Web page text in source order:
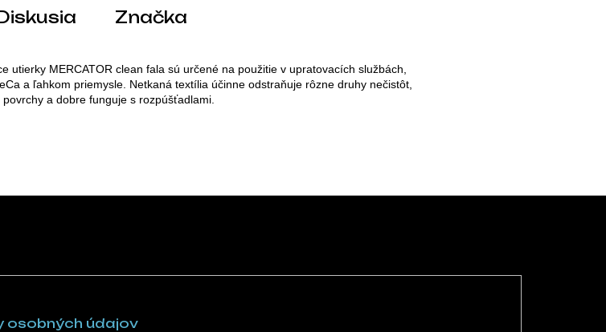
Značka
utierky MERCATOR clean fala sú určené na použitie v upratovacích službách,
a ľahkom priemysle. Netkaná textília účinne odstraňuje rôzne druhy nečistôt,
a dobre funguje s rozpúšťadlami.
osobných údajov